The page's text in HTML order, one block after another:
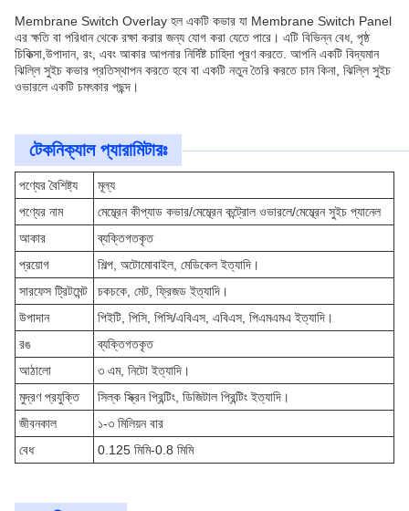
Membrane Switch Overlay হল একটি কভার যা Membrane Switch Panel
এর ক্ষতি বা পরিধান থেকে রক্ষা করার জন্য যোগ করা যেতে পারে। এটি বিভিন্ন বেধ, পৃষ্ঠ
চিকিত্সা,উপাদান, রং, এবং আকার আপনার নির্দিষ্ট চাহিদা পূরণ করতে. আপনি একটি বিদ্যমান
ঝিল্লি সুইচ কভার প্রতিস্থাপন করতে হবে বা একটি নতুন তৈরি করতে চান কিনা, ঝিল্লি সুইচ
ওভারলে একটি চমৎকার পছন্দ।
টেকনিক্যাল প্যারামিটারঃ
পণ্যের বৈশিষ্ট্য
মূল্য
পণ্যের নাম
মেম্ব্রেন কীপ্যাড কভার/মেম্ব্রেন কন্ট্রোল ওভারলে/মেম্ব্রেন সুইচ প্যানেল
আকার
ব্যক্তিগতকৃত
প্রয়োগ
শিল্প, অটোমোবাইল, মেডিকেল ইত্যাদি।
সারফেস ট্রিটমেন্ট
চকচকে, মেট, ফ্রিজড ইত্যাদি।
উপাদান
পিইটি, পিসি, পিসি/এবিএস, এবিএস, পিএমএমএ ইত্যাদি।
রঙ
ব্যক্তিগতকৃত
আঠালো
৩ এম, নিটো ইত্যাদি।
মুদ্রণ প্রযুক্তি
সিল্ক স্ক্রিন প্রিন্টিং, ডিজিটাল প্রিন্টিং ইত্যাদি।
জীবনকাল
১-৩ মিলিয়ন বার
বেধ
0.125 মিমি-0.8 মিমি